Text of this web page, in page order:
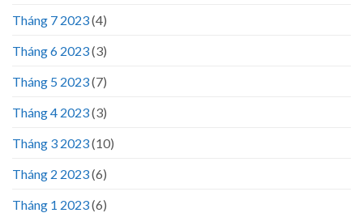
Tháng 7 2023(4)
Tháng 6 2023(3)
Tháng 5 2023(7)
Tháng 4 2023(3)
Tháng 3 2023(10)
Tháng 2 2023(6)
Tháng 1 2023(6)